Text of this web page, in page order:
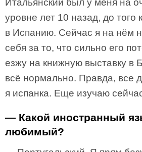
Итальянский был у меня на
уровне лет 10 назад, до того
в Испанию. Сейчас я на нём
себя за то, что сильно его
езжу на книжную выставку в
всё нормально. Правда, все
я испанка. Еще изучаю
— Какой иностранный
любимый?